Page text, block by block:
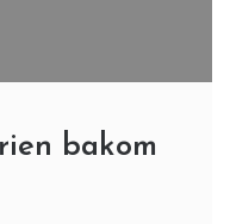
bakom